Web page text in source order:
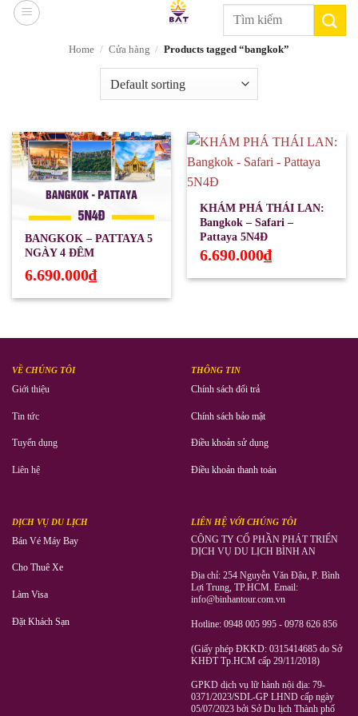
Skip
Search
Home / Cửa hàng / Products tagged “bangkok”
BANGKOK – PATTAYA 5
NGÀY 4 ĐÊM
6.690.000₫
KHÁM PHÁ THÁI LAN:
Bangkok – Safari –
Pattaya 5N4Đ
6.690.000₫
VỀ CHÚNG TÔI
Giới thiệu
Tin tức
Tuyển dụng
Liên hệ
THÔNG TIN
Chính sách đổi trả
Chính sách bảo mật
Điều khoản sử dụng
Điều khoản thanh toán
DỊCH VỤ DU LỊCH
Bán Vé Máy Bay
Cho Thuê Xe
Làm Visa
Đặt Khách Sạn
LIÊN HỆ VỚI CHÚNG TÔI
CÔNG TY CỔ PHẦN PHÁT TRIỂN
DỊCH VỤ DU LỊCH BÌNH AN
Địa chỉ: 254 Nguyễn Văn Đậu, P. Bình
Lợi Trung, TP.HCM. Email:
info@binhantour.com.vn
Hotline: 0948 005 995 - 0978 626 856
(Giấy phép ĐKKD: 0315414685 do Sở
KHĐT Tp.HCM cấp 29/11/2018)
GPKD dịch vụ lữ hành nội địa: 79-
0371/2023/SDL-GP LHND cấp ngày
05/07/2023 bởi Sở Du lịch Thành phố